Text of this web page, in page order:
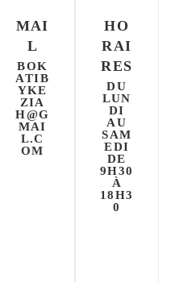
MAI
L
BOK
ATIB
YKE
ZIA
H@G
MAI
L.C
OM
HO
RAI
RES
DU
LUN
DI
AU
SAM
EDI
DE
9H30
À
18H3
0